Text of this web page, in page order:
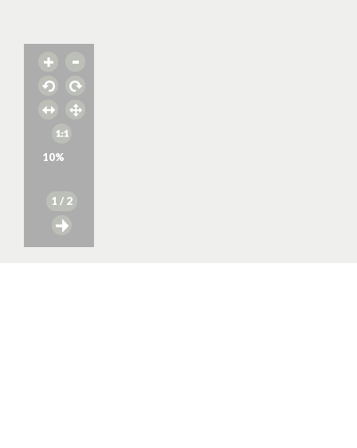
10%
1 / 2